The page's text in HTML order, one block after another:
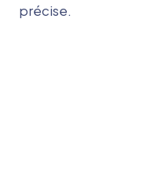
précise.